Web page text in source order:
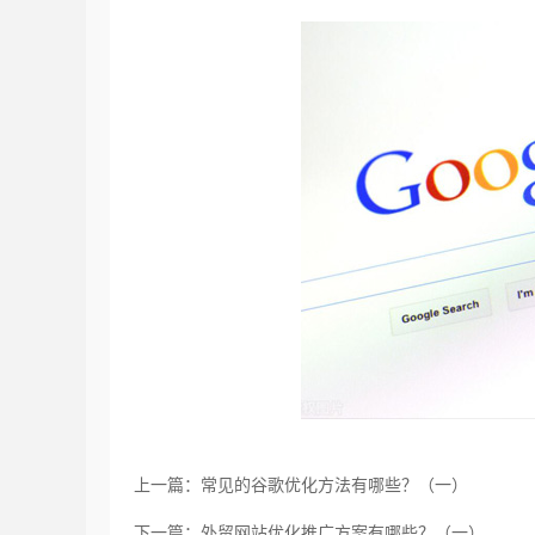
上一篇：常见的谷歌优化方法有哪些？（一）